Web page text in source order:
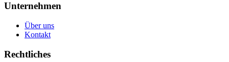
Unternehmen
Über uns
Kontakt
Rechtliches